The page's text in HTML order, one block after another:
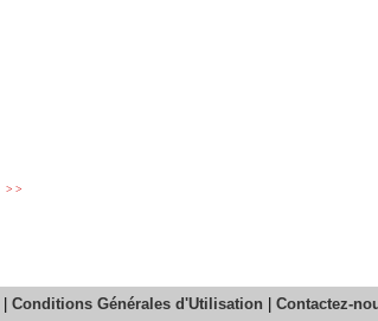
>>
| Conditions Générales d'Utilisation | Contactez-